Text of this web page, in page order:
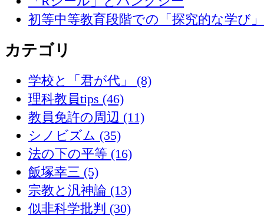
初等中等教育段階での「探究的な学び
カテゴリ
学校と「君が代」 (8)
理科教員tips (46)
教員免許の周辺 (11)
シノビズム (35)
法の下の平等 (16)
飯塚幸三 (5)
宗教と汎神論 (13)
似非科学批判 (30)